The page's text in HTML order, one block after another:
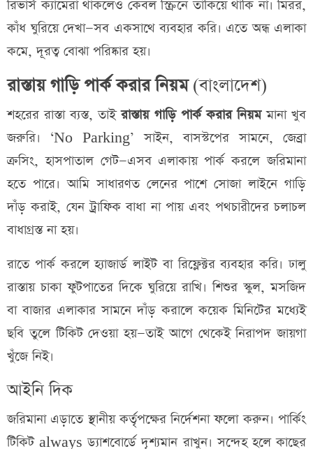
রিভার্স ক্যামেরা থাকলেও কেবল স্ক্রিনে তাকিয়ে থাকি না। মিরর,
কাঁধ ঘুরিয়ে দেখা—সব একসাথে ব্যবহার করি। এতে অন্ধ এলাকা
কমে, দূরত্ব বোঝা পরিষ্কার হয়।
রাস্তায় গাড়ি পার্ক করার নিয়ম(বাংলাদেশ)
শহরের রাস্তা ব্যস্ত, তাইরাস্তায় গাড়ি পার্ক করার নিয়মমানা খুব
জরুরি। ‘No Parking’ সাইন, বাসস্টপের সামনে, জেব্রা
ক্রসিং, হাসপাতাল গেট—এসব এলাকায় পার্ক করলে জরিমানা
হতে পারে। আমি সাধারণত লেনের পাশে সোজা লাইনে গাড়ি
দাঁড় করাই, যেন ট্রাফিক বাধা না পায় এবং পথচারীদের চলাচল
বাধাগ্রস্ত না হয়।
রাতে পার্ক করলে হ্যাজার্ড লাইট বা রিফ্লেক্টর ব্যবহার করি। ঢালু
রাস্তায় চাকা ফুটপাতের দিকে ঘুরিয়ে রাখি। শিশুর স্কুল, মসজিদ
বা বাজার এলাকার সামনে দাঁড় করালে কয়েক মিনিটের মধ্যেই
ছবি তুলে টিকিট দেওয়া হয়—তাই আগে থেকেই নিরাপদ জায়গা
খুঁজে নিই।
আইনি দিক
জরিমানা এড়াতে স্থানীয় কর্তৃপক্ষের নির্দেশনা ফলো করুন। পার্কিং
টিকিট always ড্যাশবোর্ডে দৃশ্যমান রাখুন। সন্দেহ হলে কাছের